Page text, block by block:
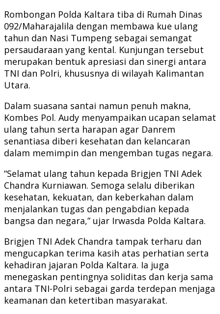
Rombongan Polda Kaltara tiba di Rumah Dinas
092/Maharajalila dengan membawa kue ulang
tahun dan Nasi Tumpeng sebagai semangat
persaudaraan yang kental. Kunjungan tersebut
merupakan bentuk apresiasi dan sinergi antara
TNI dan Polri, khususnya di wilayah Kalimantan
Utara.
Dalam suasana santai namun penuh makna,
Kombes Pol. Audy menyampaikan ucapan selamat
ulang tahun serta harapan agar Danrem
senantiasa diberi kesehatan dan kelancaran
dalam memimpin dan mengemban tugas negara.
“Selamat ulang tahun kepada Brigjen TNI Adek
Chandra Kurniawan. Semoga selalu diberikan
kesehatan, kekuatan, dan keberkahan dalam
menjalankan tugas dan pengabdian kepada
bangsa dan negara,” ujar Irwasda Polda Kaltara.
Brigjen TNI Adek Chandra tampak terharu dan
mengucapkan terima kasih atas perhatian serta
kehadiran jajaran Polda Kaltara. Ia juga
menegaskan pentingnya soliditas dan kerja sama
antara TNI-Polri sebagai garda terdepan menjaga
keamanan dan ketertiban masyarakat.